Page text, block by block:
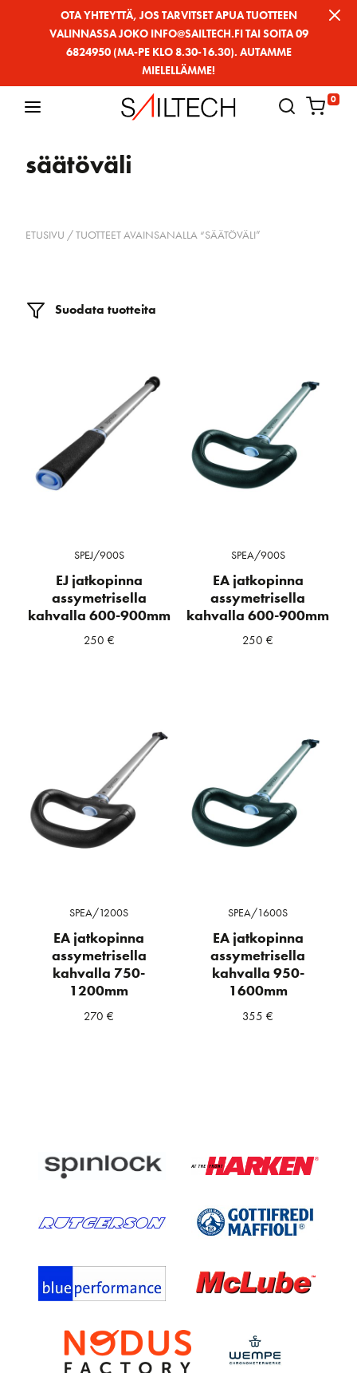
OTA YHTEYTTÄ, JOS TARVITSET APUA TUOTTEEN
VALINNASSA JOKO INFO@SAILTECH.FI TAI SOITA 09
6824950 (MA-PE KLO 8.30-16.30). AUTAMME
MIELELLÄMME!
0
säätöväli
ETUSIVU / TUOTTEET AVAINSANALLA “SÄÄTÖVÄLI”
Suodata tuotteita
SPEJ/900S
EJ jatkopinna
assymetrisella
kahvalla 600-900mm
250 €
SPEA/900S
EA jatkopinna
assymetrisella
kahvalla 600-900mm
250€
SPEA/1200S
EA jatkopinna
assymetrisella
kahvalla 750-
1200mm
270€
SPEA/1600S
EA jatkopinna
assymetrisella
kahvalla 950-
1600mm
355€